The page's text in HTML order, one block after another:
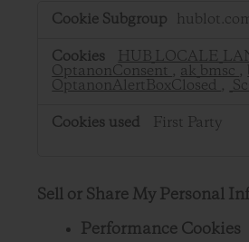
Strictly
Necessary
OptanonConsent , ak_bmsc ,
OptanonAlertBoxClosed ,
First Party
Sell or Share My Personal
Performance Cookies